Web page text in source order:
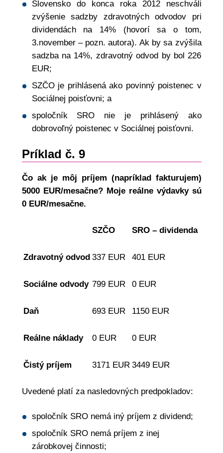
Slovensko do konca roka 2012 neschváli
zvýšenie sadzby zdravotných odvodov pri
dividendách na 14% (hovorí sa o tom,
3.november – pozn. autora). Ak by sa zvýšila
sadzba na 14%, zdravotný odvod by bol 226
EUR;
SZČO je prihlásená ako povinný poistenec v
Sociálnej poisťovni; a
spoločník SRO nie je prihlásený ako
dobrovoľný poistenec v Sociálnej poisťovni.
Príklad č. 9
Čo ak je môj príjem (napríklad fakturujem)
5000 EUR/mesačne? Moje reálne výdavky sú
0 EUR/mesačne.
SZČO SRO – dividenda
Zdravotný odvod 337 EUR 401 EUR
Sociálne odvody 799 EUR 0 EUR
Daň 693 EUR 1150 EUR
Reálne náklady 0 EUR 0 EUR
Čistý príjem 3171 EUR 3449 EUR
Uvedené platí za nasledovných predpokladov:
spoločník SRO nemá iný príjem z dividend;
spoločník SRO nemá príjem z inej
zárobkovej činnosti;